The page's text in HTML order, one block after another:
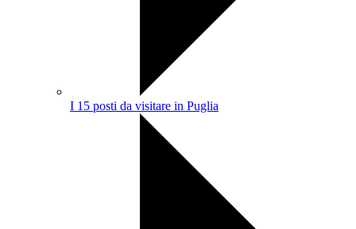
I 15 posti da visitare in Puglia